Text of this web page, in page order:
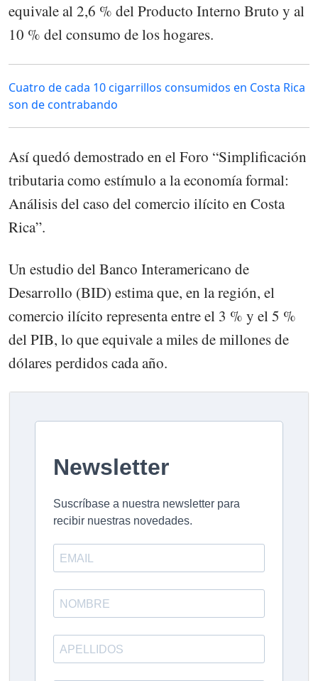
equivale al 2,6 % del Producto Interno Bruto y al
10 % del consumo de los hogares.
Cuatro de cada 10 cigarrillos consumidos en Costa Rica
son de contrabando
Así quedó demostrado en el Foro “Simplificación
tributaria como estímulo a la economía formal:
Análisis del caso del comercio ilícito en Costa
Rica”.
Un estudio del Banco Interamericano de
Desarrollo (BID) estima que, en la región, el
comercio ilícito representa entre el 3 % y el 5 %
del PIB, lo que equivale a miles de millones de
dólares perdidos cada año.